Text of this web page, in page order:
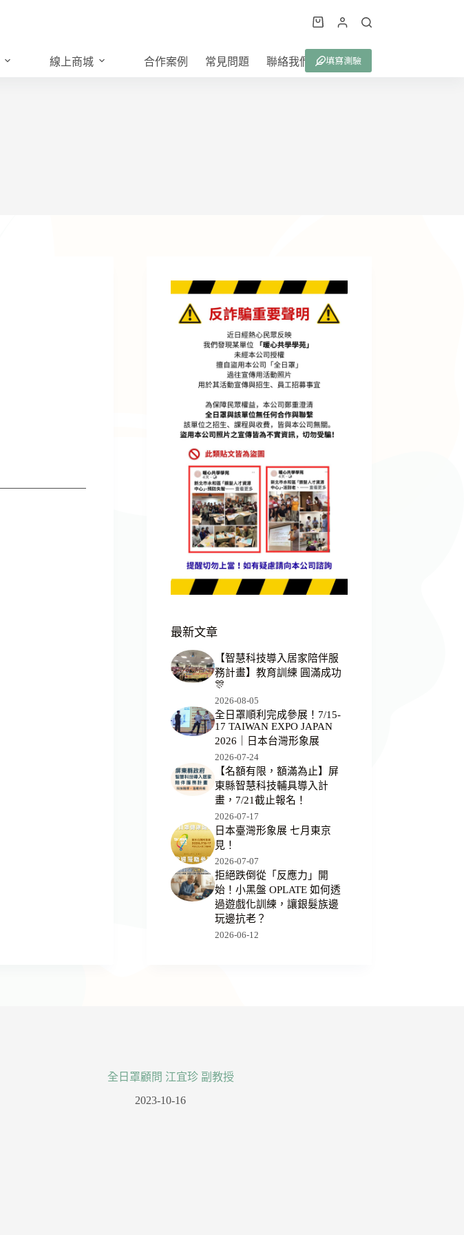
購
物
車
線上商城 合作案例 常見問題 聯絡我們 填寫測驗
最新文章
【智慧科技導入居家陪伴服
務計畫】教育訓練 圓滿成功
🎊
2026-08-05
全日罩順利完成參展！7/15-
17 TAIWAN EXPO JAPAN
2026｜日本台灣形象展
2026-07-24
【名額有限，額滿為止】屏
東縣智慧科技輔具導入計
畫，7/21截止報名！
2026-07-17
日本臺灣形象展 七月東京
見！
2026-07-07
拒絕跌倒從「反應力」開
始！小黑盤 OPLATE 如何透
過遊戲化訓練，讓銀髮族邊
玩邊抗老？
2026-06-12
全日罩顧問 江宜珍 副教授
2023-10-16